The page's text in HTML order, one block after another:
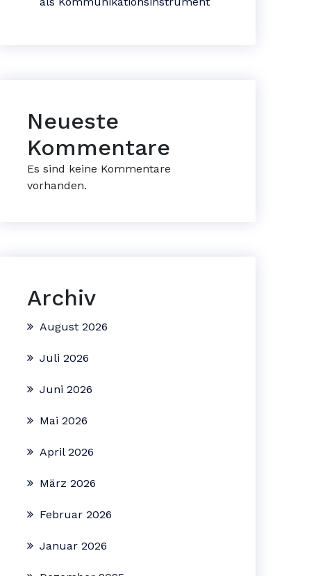
Neueste
Kommentare
Es sind keine Kommentare
vorhanden.
Archiv
August 2026
Juli 2026
Juni 2026
Mai 2026
April 2026
März 2026
Februar 2026
Januar 2026